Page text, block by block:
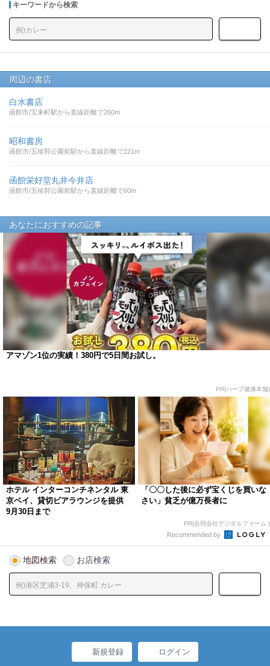
キーワードから検索
周辺の書店
白水書店
函館市/宝来町駅から直線距離で260m
昭和書房
函館市/五稜郭公園前駅から直線距離で221m
函館栄好堂丸井今井店
函館市/五稜郭公園前駅から直線距離で60m
あなたにおすすめの記事
アマゾン1位の実績！380円で5日間お試し。
PR(ハーブ健康本舗)
ホテル インターコンチネンタル 東
京ベイ、貸切ビアラウンジを提供
9月30日まで
「〇〇した後に必ず宝くじを買いな
さい」貧乏が億万長者に
PR(合同会社デジタルファーム )
Recommended by
地図検索 お店検索
新規登録 ログイン